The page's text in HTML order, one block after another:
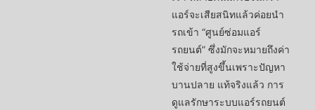
แอร์จะเสียสนิทแล้วค่อยนำ
รถเข้า “ศูนย์ซ่อมแอร์
รถยนต์” ซึ่งมักจะหมายถึงค่า
ใช้จ่ายที่สูงขึ้นเพราะปัญหา
บานปลาย แท้จริงแล้ว การ
ดูแลรักษาระบบแอร์รถยนต์